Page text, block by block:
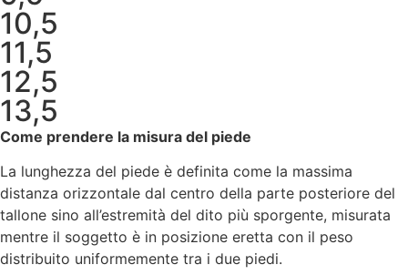
10,5
11,5
12,5
13,5
Come prendere la misura del piede
La lunghezza del piede è definita come la massima
distanza orizzontale dal centro della parte posteriore del
tallone sino all’estremità del dito più sporgente, misurata
mentre il soggetto è in posizione eretta con il peso
distribuito uniformemente tra i due piedi.